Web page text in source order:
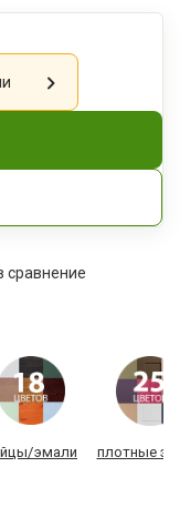
сравнение
эмали плотные